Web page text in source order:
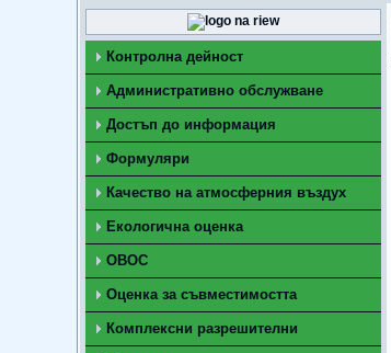
Контролна дейност
Административно обслужване
Достъп до информация
Формуляри
Качество на атмосферния въздух
Екологична оценка
ОВОС
Оценка за съвместимостта
Комплексни разрешителни